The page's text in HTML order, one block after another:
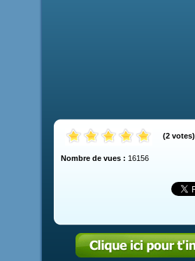
(2 votes)
Nombre de vues : 16156